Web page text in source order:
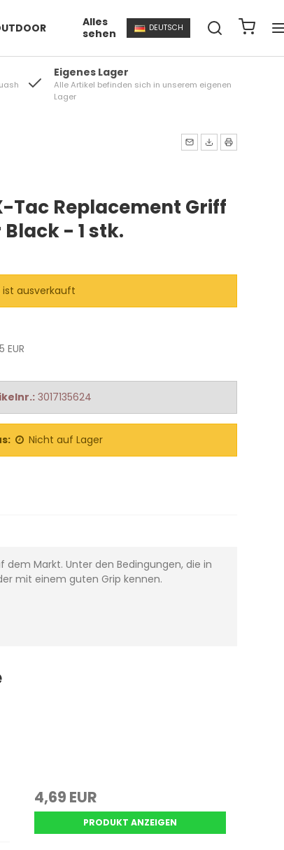
Alles
sehen
DEUTSCH
Eigenes Lager
Alle Artikel befinden sich in unserem eigenen
Lager
Tac Replacement Griff
- 1 stk.
ist ausverkauft
EUR
3017135624
Nicht auf Lager
Markt. Unter den Bedingungen, die in
mit einem guten Grip kennen.
4,69 EUR
PRODUKT ANZEIGEN